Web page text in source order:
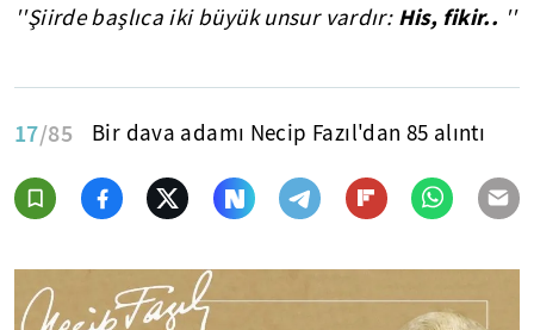
''Şiirde başlıca iki büyük unsur vardır: His, fikir.. ''
17/85 Bir dava adamı Necip Fazıl'dan 85 alıntı